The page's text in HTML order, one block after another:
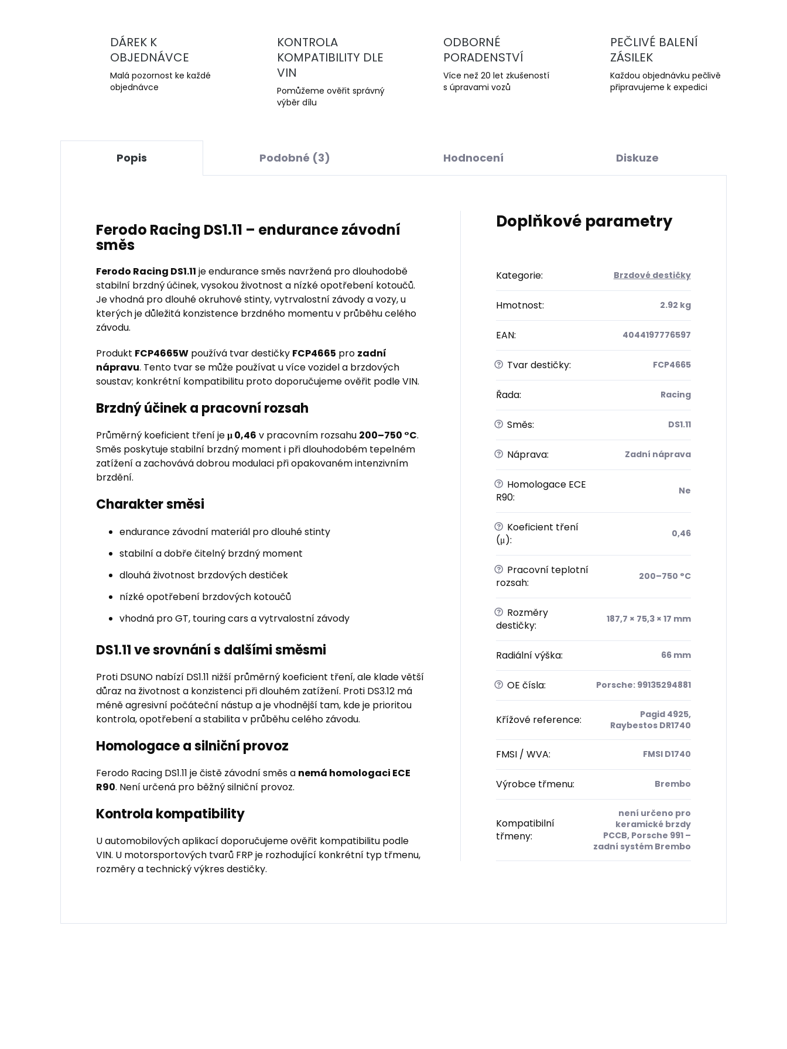
DÁREK K
OBJEDNÁVCE
Malá pozornost ke každé
objednávce
KONTROLA
KOMPATIBILITY DLE
VIN
Pomůžeme ověřit správný
výběr dílu
ODBORNÉ
PORADENSTVÍ
Více než 20 let zkušeností
s úpravami vozů
PEČLIVÉ BALENÍ
ZÁSILEK
Každou objednávku pečlivě
připravujeme k expedici
Popis Podobné (3) Hodnocení Diskuze
Ferodo Racing DS1.11 – endurance závodní
směs
Ferodo Racing DS1.11 je endurance směs navržená pro dlouhodobě
stabilní brzdný účinek, vysokou životnost a nízké opotřebení kotoučů.
Je vhodná pro dlouhé okruhové stinty, vytrvalostní závody a vozy, u
kterých je důležitá konzistence brzdného momentu v průběhu celého
závodu.
Produkt FCP4665W používá tvar destičky FCP4665 pro zadní
nápravu. Tento tvar se může používat u více vozidel a brzdových
soustav; konkrétní kompatibilitu proto doporučujeme ověřit podle VIN.
Brzdný účinek a pracovní rozsah
Průměrný koeficient tření jeμ 0,46 v pracovním rozsahu 200–750 °C.
Směs poskytuje stabilní brzdný moment i při dlouhodobém tepelném
zatížení a zachovává dobrou modulaci při opakovaném intenzivním
brzdění.
Charakter směsi
endurance závodní materiál pro dlouhé stinty
stabilní a dobře čitelný brzdný moment
dlouhá životnost brzdových destiček
nízké opotřebení brzdových kotoučů
vhodná pro GT, touring cars a vytrvalostní závody
DS1.11 ve srovnání s dalšími směsmi
Proti DSUNO nabízí DS1.11 nižší průměrný koeficient tření, ale klade větší
důraz na životnost a konzistenci při dlouhém zatížení. Proti DS3.12 má
méně agresivní počáteční nástup a je vhodnější tam, kde je prioritou
kontrola, opotřebení a stabilita v průběhu celého závodu.
Homologace a silniční provoz
Ferodo Racing DS1.11 je čistě závodní směs a nemá homologaci ECE
R90. Není určená pro běžný silniční provoz.
Kontrola kompatibility
U automobilových aplikací doporučujeme ověřit kompatibilitu podle
VIN. U motorsportových tvarů FRP je rozhodující konkrétní typ třmenu,
rozměry a technický výkres destičky.
Doplňkové parametry
Kategorie: Brzdové destičky
Hmotnost: 2.92 kg
EAN: 4044197776597
? Tvar destičky: FCP4665
Řada: Racing
? Směs: DS1.11
? Náprava: Zadní náprava
? Homologace ECE
R90: Ne
? Koeficient tření
(μ): 0,46
? Pracovní teplotní
rozsah: 200–750 °C
? Rozměry
destičky: 187,7 × 75,3 × 17 mm
Radiální výška: 66 mm
? OE čísla: Porsche: 99135294881
Křížové reference:
Pagid 4925,
Raybestos DR1740
FMSI / WVA: FMSI D1740
Výrobce třmenu: Brembo
Kompatibilní
třmeny:
není určeno pro
keramické brzdy
PCCB, Porsche 991 –
zadní systém Brembo